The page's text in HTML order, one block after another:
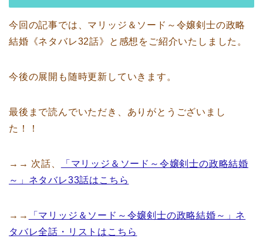
今回の記事では、マリッジ＆ソード～令嬢剣士の政略
結婚《ネタバレ32話》と感想をご紹介いたしました。
今後の展開も随時更新していきます。
最後まで読んでいただき、ありがとうございまし
た！！
→→ 次話、
「マリッジ＆ソード～令嬢剣士の政略結婚
～」ネタバレ33話はこちら
→→
「マリッジ＆ソード～令嬢剣士の政略結婚～」ネ
タバレ全話・リストはこちら